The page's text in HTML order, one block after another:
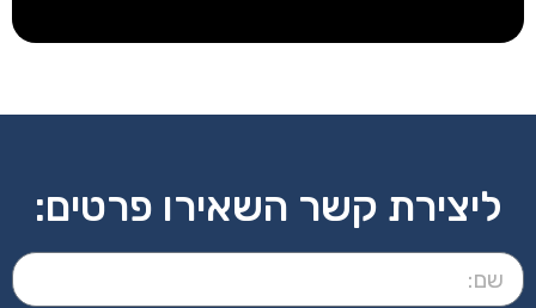
ליצירת קשר השאירו פרטים: